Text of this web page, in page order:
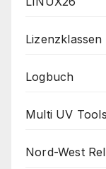
Logbuch
Multi UV Tools
Nord-West